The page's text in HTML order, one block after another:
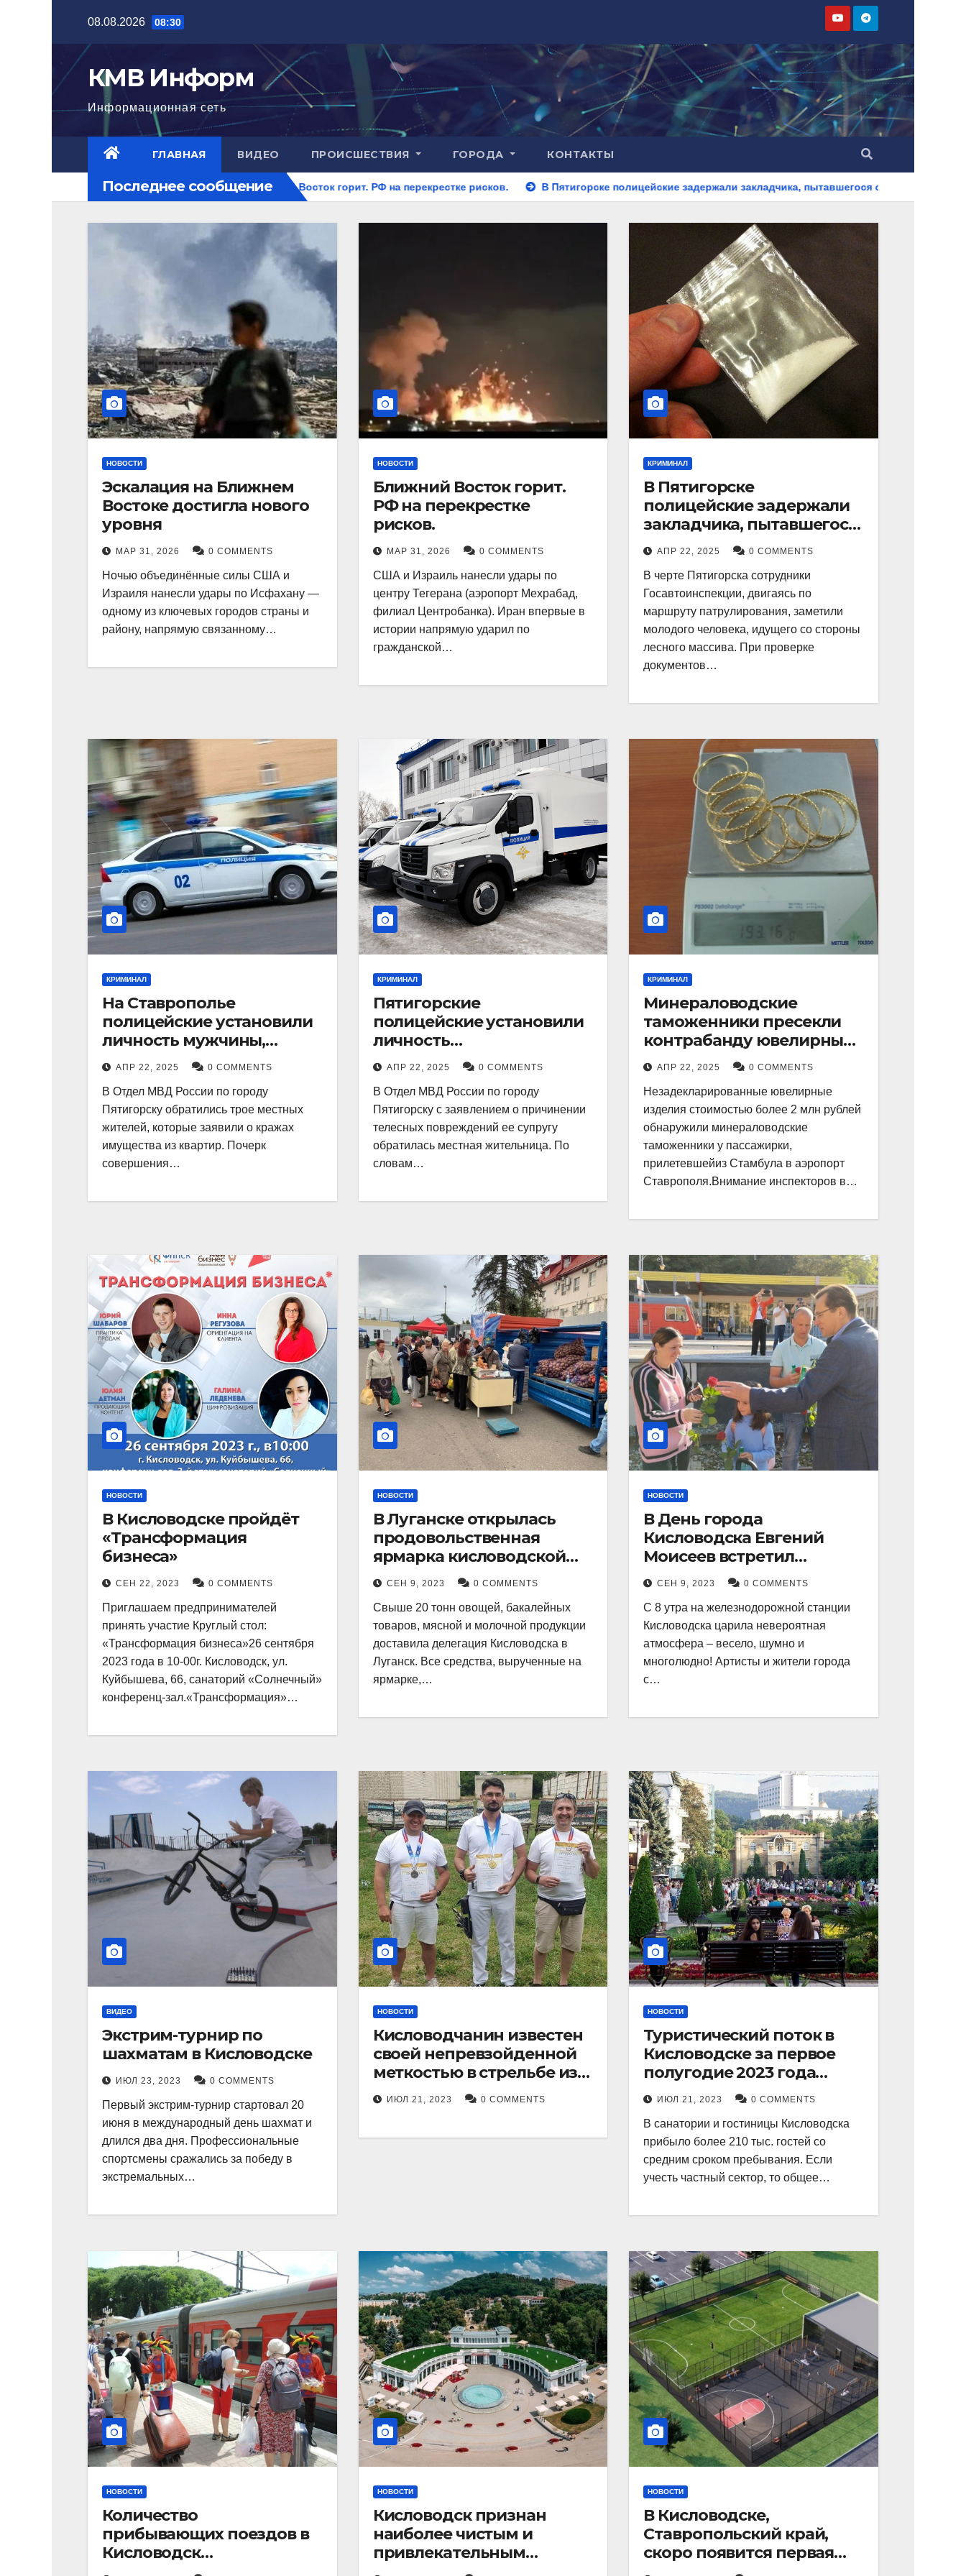
содержимому
08.08.2026 08:30
КМВ Информ
Информационная сеть
ГЛАВНАЯ ВИДЕО ПРОИСШЕСТВИЯ ГОРОДА КОНТАКТЫ
Последнее сообщение
нового уровня Ближний Восток горит. РФ на перекрестке рисков. В Пятигорске полицейские задержали закладчика, пытавшегося сбыть партию синтетического
НОВОСТИ
Эскалация на Ближнем
Востоке достигла нового
уровня
МАР 31, 2026 0 COMMENTS
Ночью объединённые силы США и
Израиля нанесли удары по Исфахану —
одному из ключевых городов страны и
району, напрямую связанному…
НОВОСТИ
Ближний Восток горит.
РФ на перекрестке
рисков.
МАР 31, 2026 0 COMMENTS
США и Израиль нанесли удары по
центру Тегерана (аэропорт Мехрабад,
филиал Центробанка). Иран впервые в
истории напрямую ударил по
гражданской…
КРИМИНАЛ
В Пятигорске
полицейские задержали
закладчика, пытавшегося
сбыть партию
синтетического
наркотика
АПР 22, 2025 0 COMMENTS
В черте Пятигорска сотрудники
Госавтоинспекции, двигаясь по
маршруту патрулирования, заметили
молодого человека, идущего со стороны
лесного массива. При проверке
документов…
КРИМИНАЛ
На Ставрополье
полицейские установили
личность мужчины,
причастного к кражам
имущества из квартир в
Пятигорске
АПР 22, 2025 0 COMMENTS
В Отдел МВД России по городу
Пятигорску обратились трое местных
жителей, которые заявили о кражах
имущества из квартир. Почерк
совершения…
КРИМИНАЛ
Пятигорские
полицейские установили
личность
злоумышленника,
причинившего телесные
повреждения местному
жителю
АПР 22, 2025 0 COMMENTS
В Отдел МВД России по городу
Пятигорску с заявлением о причинении
телесных повреждений ее супругу
обратилась местная жительница. По
словам…
КРИМИНАЛ
Минераловодские
таможенники пресекли
контрабанду ювелирных
изделий на 2 млн рублей
АПР 22, 2025 0 COMMENTS
Незадекларированные ювелирные
изделия стоимостью более 2 млн рублей
обнаружили минераловодские
таможенники у пассажирки,
прилетевшейиз Стамбула в аэропорт
Ставрополя.Внимание инспекторов в…
НОВОСТИ
В Кисловодске пройдёт
«Трансформация
бизнеса»
СЕН 22, 2023 0 COMMENTS
Приглашаем предпринимателей
принять участие Круглый стол:
«Трансформация бизнеса»26 сентября
2023 года в 10-00г. Кисловодск, ул.
Куйбышева, 66, санаторий «Солнечный»
конференц-зал.«Трансформация»…
НОВОСТИ
В Луганске открылась
продовольственная
ярмарка кисловодской
продукции.
СЕН 9, 2023 0 COMMENTS
Свыше 20 тонн овощей, бакалейных
товаров, мясной и молочной продукции
доставила делегация Кисловодска в
Луганск. Все средства, вырученные на
ярмарке,…
НОВОСТИ
В День города
Кисловодска Евгений
Моисеев встретил
прибывший поезд с
туристами.
СЕН 9, 2023 0 COMMENTS
С 8 утра на железнодорожной станции
Кисловодска царила невероятная
атмосфера – весело, шумно и
многолюдно! Артисты и жители города
с…
ВИДЕО
Экстрим-турнир по
шахматам в Кисловодске
ИЮЛ 23, 2023 0 COMMENTS
Первый экстрим-турнир стартовал 20
июня в международный день шахмат и
длился два дня. Профессиональные
спортсмены сражались за победу в
экстремальных…
НОВОСТИ
Кисловодчанин известен
своей непревзойденной
меткостью в стрельбе из
лука, и его успехи
прославили его в
ИЮЛ 21, 2023 0 COMMENTS
НОВОСТИ
Туристический поток в
Кисловодске за первое
полугодие 2023 года
показал рекордный рост в
21 процент.
ИЮЛ 21, 2023 0 COMMENTS
В санатории и гостиницы Кисловодска
прибыло более 210 тыс. гостей со
средним сроком пребывания. Если
учесть частный сектор, то общее…
НОВОСТИ
Количество
прибывающих поездов в
Кисловодск
стремительно
НОВОСТИ
Кисловодск признан
наиболее чистым и
привлекательным
курортным городом в
НОВОСТИ
В Кисловодске,
Ставропольский край,
скоро появится первая
«умная площадка».